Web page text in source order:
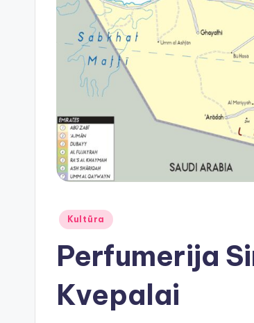
Posted
Kultūra
Perfumerija
Kvepalai